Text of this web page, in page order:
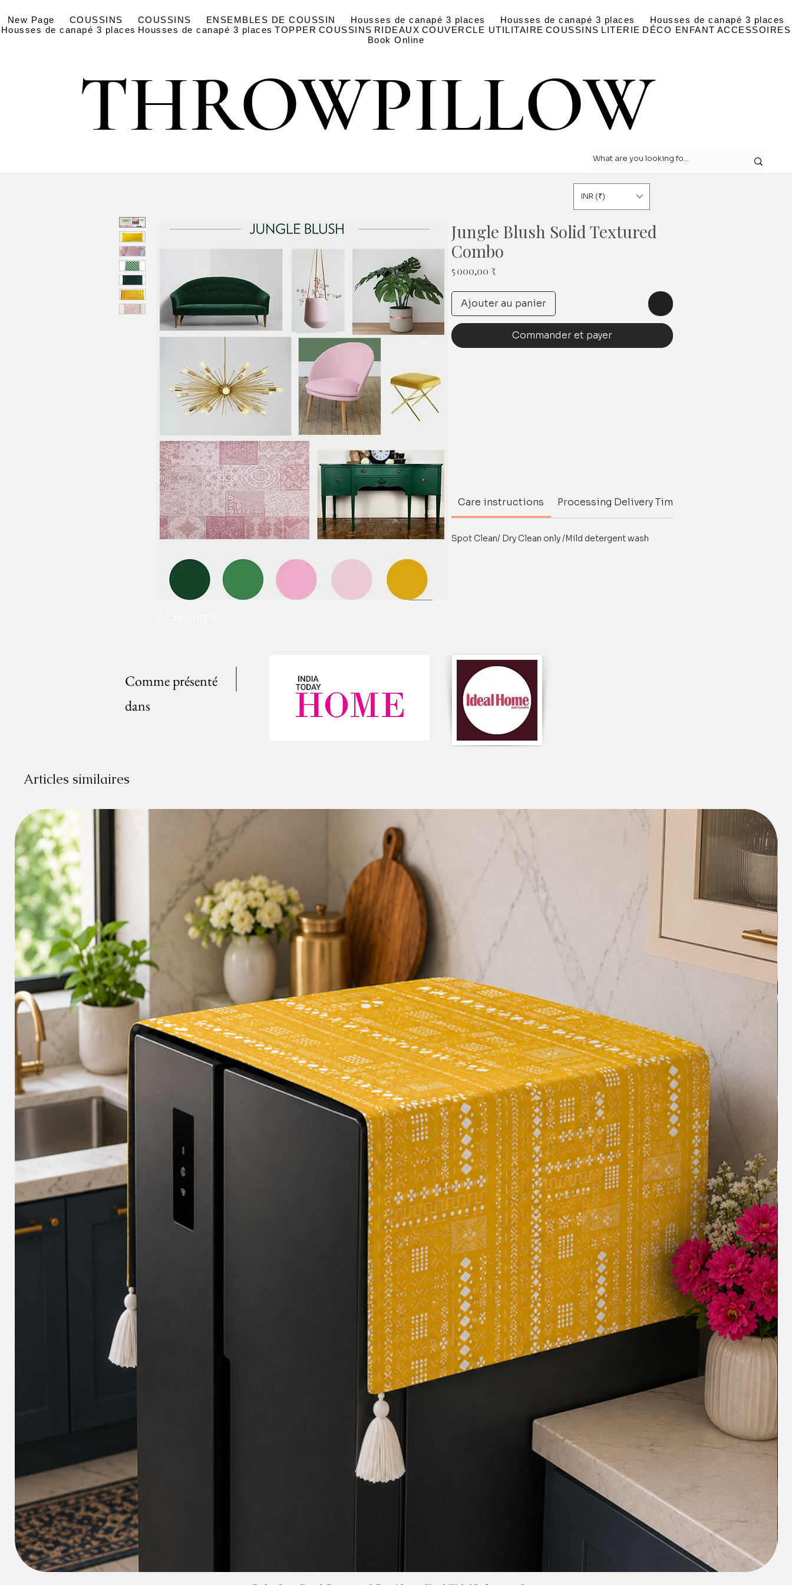
New Page COUSSINS COUSSINS ENSEMBLES DE COUSSIN Housses de canapé 3 places Housses de canapé 3 places
Housses de canapé 3 places
Housses de canapé 3 places Housses de canapé 3 places TOPPER COUSSINS RIDEAUX COUVERCLE UTILITAIRE COUSSINS LITERIE DÉCO ENFANT ACCESSOIRES
Book Online
THROWPILLOW
THROWPILLOW
INR (₹)
Jungle Blush Solid Textured
Combo
5 000,00 ₹
Ajouter au panier
Commander et payer
Care instructions Processing Delivery Time
Spot Clean/ Dry Clean only /Mild detergent wash
Comme présenté
dans
Articles similaires